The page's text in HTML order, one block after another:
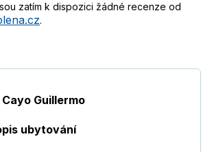
zatím k dispozici žádné recenze od
.
Guillermo
ubytování